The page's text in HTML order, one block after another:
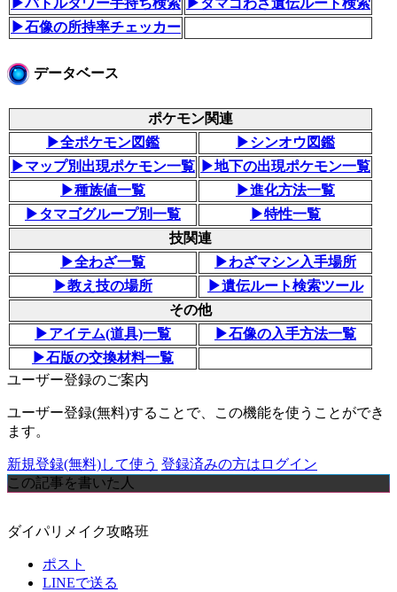
▶バトルタワー手持ち検索 ▶タマゴわざ遺伝ルート検索
▶石像の所持率チェッカー
データベース
ポケモン関連
▶全ポケモン図鑑
▶シンオウ図鑑
▶マップ別出現ポケモン一覧
▶地下の出現ポケモン一覧
▶種族値一覧
▶進化方法一覧
▶タマゴグループ別一覧
▶特性一覧
技関連
▶全わざ一覧
▶わざマシン入手場所
▶教え技の場所
▶遺伝ルート検索ツール
その他
▶アイテム(道具)一覧
▶石像の入手方法一覧
▶石版の交換材料一覧
ユーザー登録のご案内
ユーザー登録(無料)することで、この機能を使うことができ
ます。
新規登録(無料)して使う 登録済みの方はログイン
この記事を書いた人
ダイパリメイク攻略班
ポスト
LINEで送る